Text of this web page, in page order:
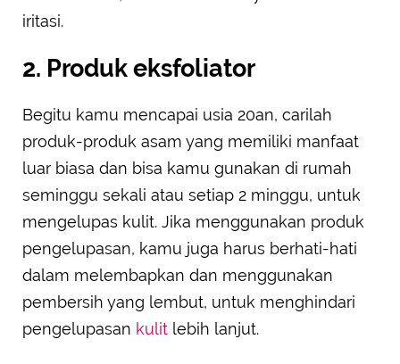
iritasi.
2. Produk eksfoliator
Begitu kamu mencapai usia 20an, carilah
produk-produk asam yang memiliki manfaat
luar biasa dan bisa kamu gunakan di rumah
seminggu sekali atau setiap 2 minggu, untuk
mengelupas kulit. Jika menggunakan produk
pengelupasan, kamu juga harus berhati-hati
dalam melembapkan dan menggunakan
pembersih yang lembut, untuk menghindari
pengelupasan kulit lebih lanjut.